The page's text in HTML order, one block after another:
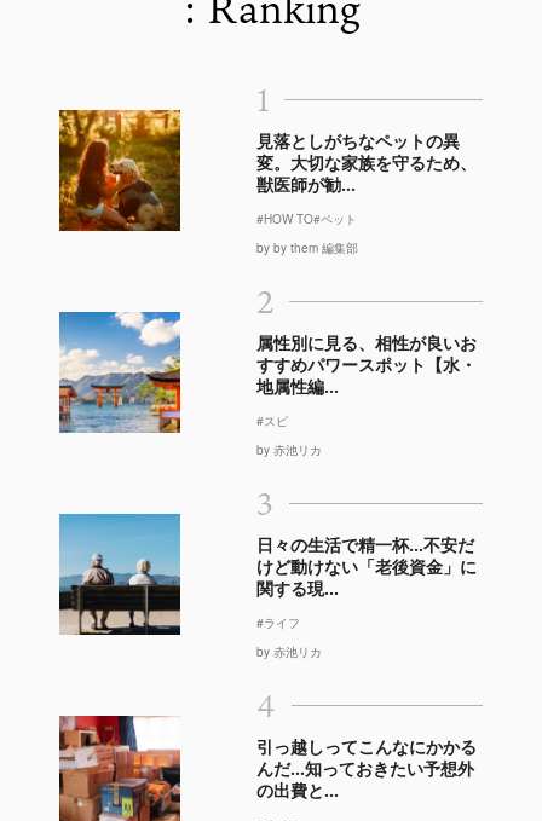
1
見落としがちなペットの異
変。大切な家族を守るため、
獣医師が勧...
#HOW TO#ペット
by by them 編集部
2
属性別に見る、相性が良いお
すすめパワースポット【水・
地属性編...
#スピ
by 赤池リカ
3
日々の生活で精一杯…不安だ
けど動けない「老後資金」に
関する現...
#ライフ
by 赤池リカ
4
引っ越しってこんなにかかる
んだ…知っておきたい予想外
の出費と...